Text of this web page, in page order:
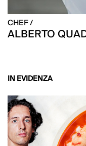
CHEF /
ALBERTO
IN EVIDENZA